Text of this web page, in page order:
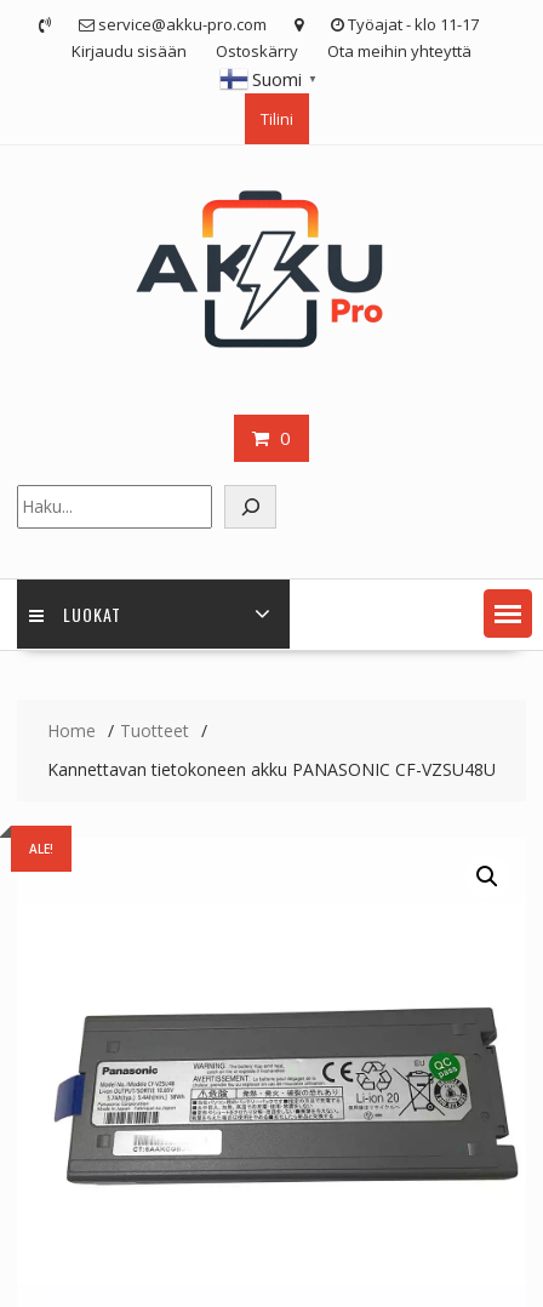
service@akku-pro.com
Työajat - klo 11-17
Kirjaudu sisään
Ostoskärry Ota meihin yhteyttä
Suomi ▼
Tilini
0
LUOKAT
Home
Tuotteet
Kannettavan tietokoneen akku PANASONIC CF-VZSU48U
ALE!